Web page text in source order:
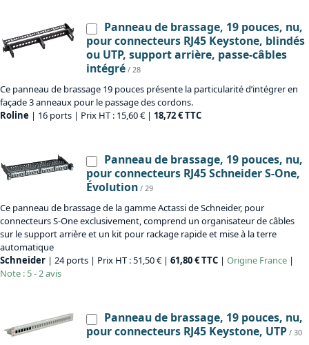
Panneau de brassage, 19 pouces, nu,
pour connecteurs RJ45 Keystone, blindés
ou UTP, support arrière, passe-câbles
intégré / 28
Ce panneau de brassage 19 pouces présente la particularité d’intégrer en
façade 3 anneaux pour le passage des cordons.
Roline | 16 ports | Prix HT : 15,60 € | 18,72 € TTC
Panneau de brassage, 19 pouces, nu,
pour connecteurs RJ45 Schneider S-One,
Évolution / 29
Ce panneau de brassage de la gamme Actassi de Schneider, pour
connecteurs S-One exclusivement, comprend un organisateur de câbles
sur le support arrière et un kit pour rackage rapide et mise à la terre
automatique
Schneider | 24 ports | Prix HT : 51,50 € | 61,80 € TTC | Origine France |
Note : 5 - 2 avis
Panneau de brassage, 19 pouces, nu,
pour connecteurs RJ45 Keystone, UTP / 30